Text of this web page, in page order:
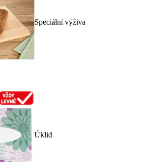
Speciální výživa
Úklid